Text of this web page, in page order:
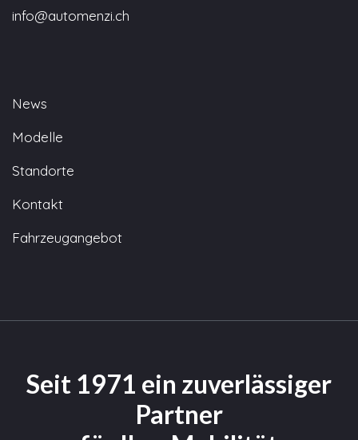
info@automenzi.ch
News
Modelle
Standorte
Kontakt
Fahrzeugangebot
Seit 1971 ein zuverlässiger
Partner